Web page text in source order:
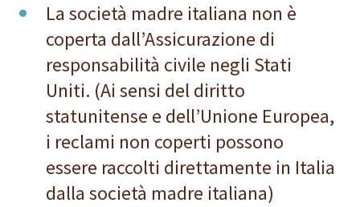
La società madre italiana non è
coperta dall’Assicurazione di
responsabilità civile negli Stati
Uniti. (Ai sensi del diritto
statunitense e dell’Unione Europea,
i reclami non coperti possono
essere raccolti direttamente in Italia
dalla società madre italiana)